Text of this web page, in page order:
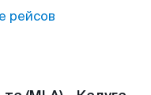
рейсов